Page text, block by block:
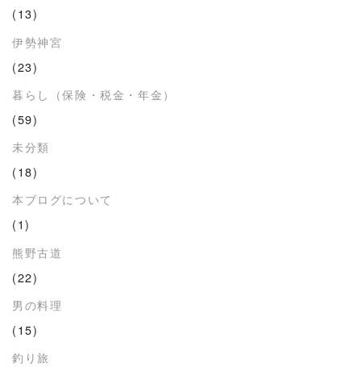
(13)
伊勢神宮
(23)
暮らし（保険・税金・年金）
(59)
未分類
(18)
本ブログについて
(1)
熊野古道
(22)
男の料理
(15)
釣り旅